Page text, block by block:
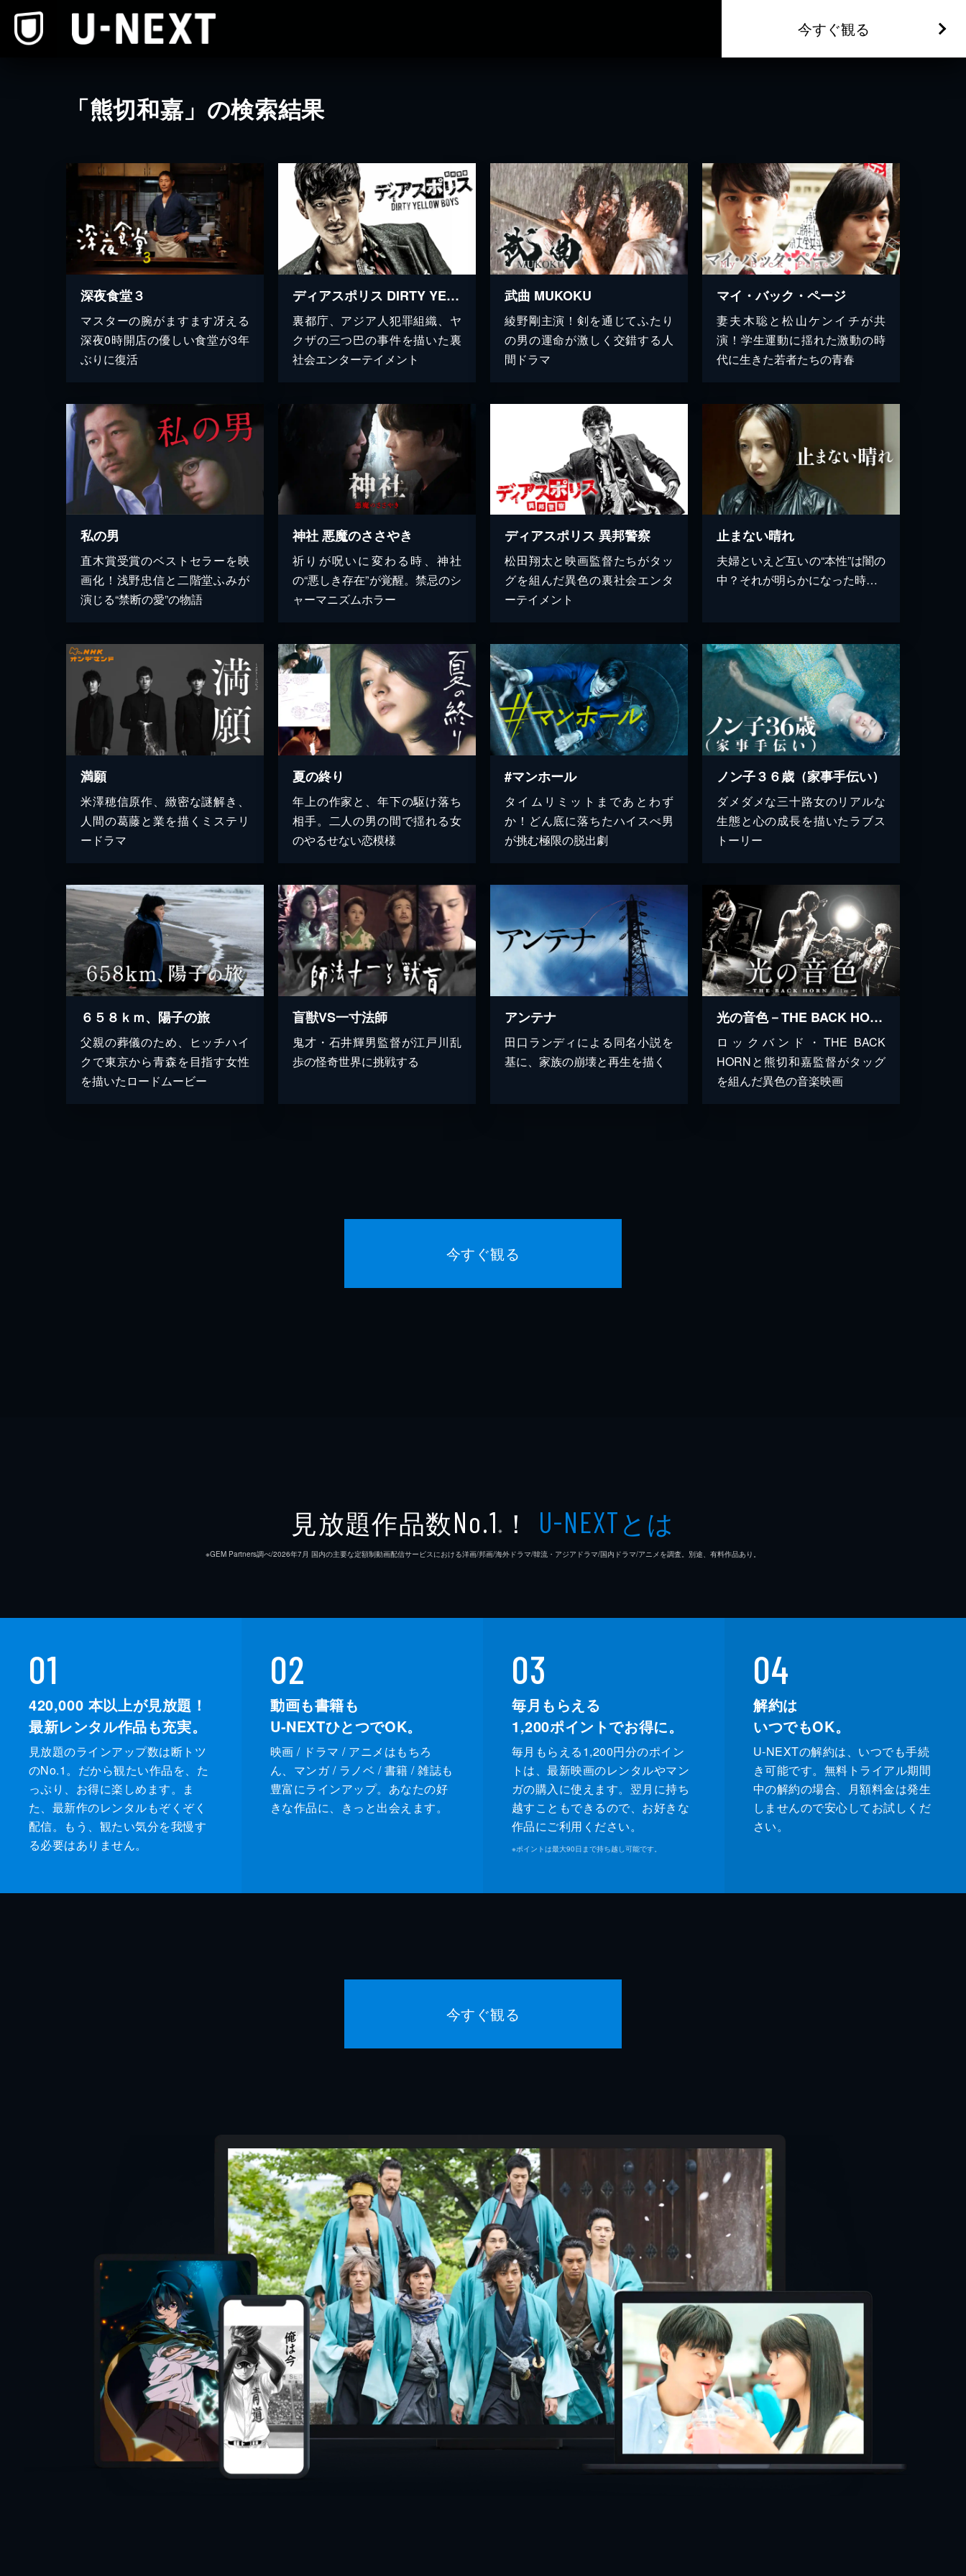
今すぐ観る
「熊切和嘉」の検索結果
深夜食堂３
マスターの腕がますます冴える
深夜0時開店の優しい食堂が3年
ぶりに復活
ディアスポリス DIRTY YELLOW BOYS
裏都庁、アジア人犯罪組織、ヤ
クザの三つ巴の事件を描いた裏
社会エンターテイメント
武曲 MUKOKU
綾野剛主演！剣を通じてふたり
の男の運命が激しく交錯する人
間ドラマ
マイ・バック・ページ
妻夫木聡と松山ケンイチが共
演！学生運動に揺れた激動の時
代に生きた若者たちの青春
私の男
直木賞受賞のベストセラーを映
画化！浅野忠信と二階堂ふみが
演じる“禁断の愛”の物語
神社 悪魔のささやき
祈りが呪いに変わる時、神社
の“悪しき存在”が覚醒。禁忌のシ
ャーマニズムホラー
ディアスポリス 異邦警察
松田翔太と映画監督たちがタッ
グを組んだ異色の裏社会エンタ
ーテイメント
止まない晴れ
夫婦といえど互いの“本性”は闇の
中？それが明らかになった時…
満願
米澤穂信原作、緻密な謎解き、
人間の葛藤と業を描くミステリ
ードラマ
夏の終り
年上の作家と、年下の駆け落ち
相手。二人の男の間で揺れる女
のやるせない恋模様
#マンホール
タイムリミットまであとわず
か！どん底に落ちたハイスぺ男
が挑む極限の脱出劇
ノン子３６歳（家事手伝い）
ダメダメな三十路女のリアルな
生態と心の成長を描いたラブス
トーリー
６５８ｋｍ、陽子の旅
父親の葬儀のため、ヒッチハイ
クで東京から青森を目指す女性
を描いたロードムービー
盲獣VS一寸法師
鬼才・石井輝男監督が江戸川乱
歩の怪奇世界に挑戦する
アンテナ
田口ランディによる同名小説を
基に、家族の崩壊と再生を描く
光の音色－THE BACK HORN Film－
ロックバンド・THE BACK
HORNと熊切和嘉監督がタッグ
を組んだ異色の音楽映画
今すぐ観る
見放題作品数No.1 ※ ！ U-NEXTとは
※GEM Partners調べ/2026年7⽉ 国内の主要な定額制動画配信サービスにおける洋画/邦画/海外ドラマ/韓流・アジアドラマ/国内ドラマ/アニメを調査。別途、有料作品あり。
01
420,000 本以上が見放題！
最新レンタル作品も充実。
見放題のラインアップ数は断トツ
のNo.1。だから観たい作品を、た
っぷり、お得に楽しめます。ま
た、最新作のレンタルもぞくぞく
配信。もう、観たい気分を我慢す
る必要はありません。
02
動画も書籍も
U-NEXTひとつでOK。
映画 / ドラマ / アニメはもちろ
ん、マンガ / ラノベ / 書籍 / 雑誌も
豊富にラインアップ。あなたの好
きな作品に、きっと出会えます。
03
毎月もらえる
1,200ポイントでお得に。
毎月もらえる1,200円分のポイン
トは、最新映画のレンタルやマン
ガの購入に使えます。翌月に持ち
越すこともできるので、お好きな
作品にご利用ください。
※ポイントは最大90日まで持ち越し可能です。
04
解約は
いつでもOK。
U-NEXTの解約は、いつでも手続
き可能です。無料トライアル期間
中の解約の場合、月額料金は発生
しませんので安心してお試しくだ
さい。
今すぐ観る